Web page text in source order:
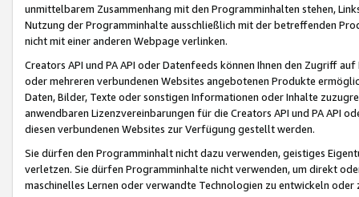
unmittelbarem Zusammenhang mit den Programminhalten stehen,
Nutzung der Programminhalte ausschließlich mit der betreffenden
nicht mit einer anderen Webpage verlinken.
Creators API und PA API oder Datenfeeds können Ihnen den Zugriff
oder mehreren verbundenen Websites angebotenen Produkte
Daten, Bilder, Texte oder sonstigen Informationen oder Inhalte
anwendbaren Lizenzvereinbarungen für die Creators API und PA API
diesen verbundenen Websites zur Verfügung gestellt werden.
Sie dürfen den Programminhalt nicht dazu verwenden, geistiges
verletzen. Sie dürfen Programminhalte nicht verwenden, um direkt
maschinelles Lernen oder verwandte Technologien zu entwickeln